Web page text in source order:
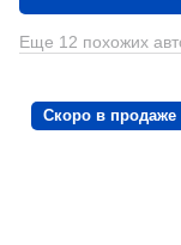
Еще 12 похожих
Скоро в продаже